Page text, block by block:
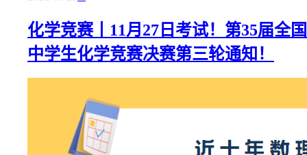
化学竞赛丨11月27日考试！第35届全国
中学生化学竞赛决赛第三轮通知！